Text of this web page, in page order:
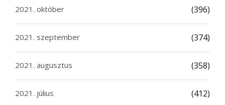
2021. október (396)
2021. szeptember (374)
2021. augusztus (358)
2021. július (412)